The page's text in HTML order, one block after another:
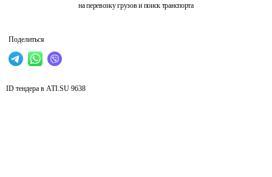
на перевозку грузов и поиск транспорта
Поделиться
ID тендера в ATI.SU 9638